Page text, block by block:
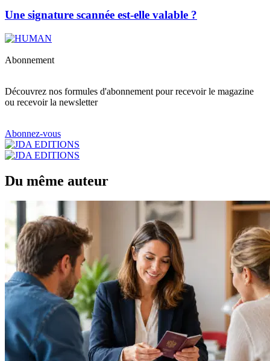
Une signature scannée est-elle valable ?
Abonnement
Découvrez nos formules d'abonnement pour recevoir le magazine
ou recevoir la newsletter
Abonnez-vous
Du même auteur